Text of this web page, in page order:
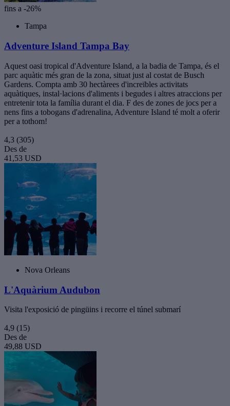
fins a -26%
Tampa
Adventure Island Tampa Bay
Aquest oasi tropical d'Adventure Island, a la badia de Tampa, és el
parc aquàtic més gran de la zona, situat just al costat de Busch
Gardens. Compta amb 30 hectàrees d'increïbles activitats
aquàtiques, instal·lacions d'aliments i begudes i altres atraccions per
entretenir tota la família durant el dia. F des de zones de jocs per a
nens fins a tobogans d'adrenalina, Adventure Island té molt a oferir
per a tothom!
4,3 (305)
Des de
41,53 USD
Nova Orleans
L'Aquàrium Audubon
Visita l'exposició de pingüins i recorre el túnel submarí
4,9 (15)
Des de
49,88 USD